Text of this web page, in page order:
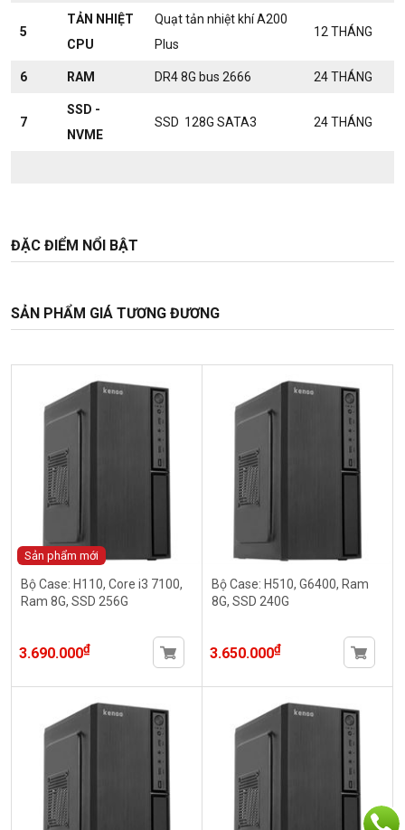
5
TẢN NHIỆT
CPU
Quạt tản nhiệt khí A200
Plus
12 THÁNG
6 RAM DR4 8G bus 2666 24 THÁNG
7
SSD -
NVME
SSD 128G SATA3 24 THÁNG
ĐẶC ĐIỂM NỔI BẬT
SẢN PHẨM GIÁ TƯƠNG ĐƯƠNG
Sản phẩm mới
Bộ Case: H110, Core i3 7100,
Ram 8G, SSD 256G
3.690.000₫
Bộ Case: H510, G6400, Ram
8G, SSD 240G
3.650.000₫